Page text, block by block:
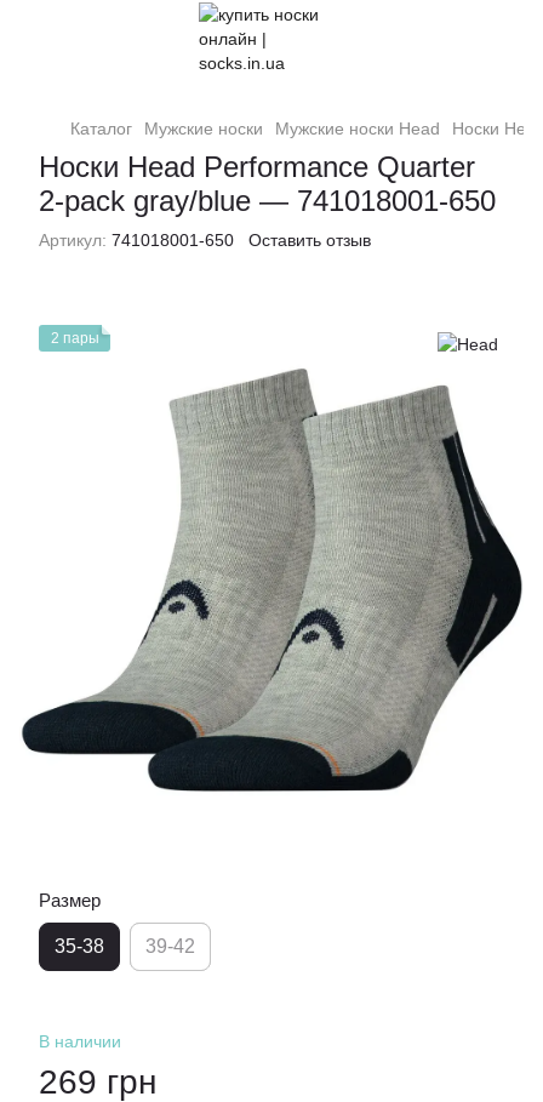
Каталог Мужские носки Мужские носки Head Носки
Носки Head Performance Quarter
2-pack gray/blue — 741018001-650
Артикул: 741018001-650 Оставить отзыв
2 пары
Размер
35-38 39-42
В наличии
269 грн